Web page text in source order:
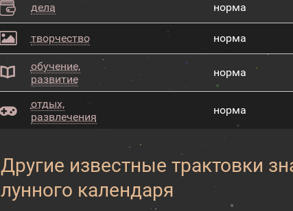
дела норма
творчество норма
обучение,
развитие
норма
отдых,
развлечения
норма
Другие известные трактовки
лунного календаря